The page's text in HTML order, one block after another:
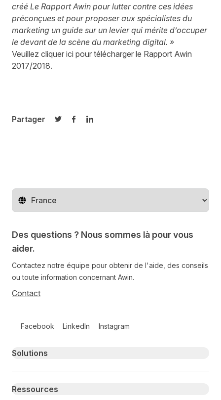
créé Le Rapport Awin pour lutter contre ces idées
préconçues et pour proposer aux spécialistes du
marketing un guide sur un levier qui mérite d’occuper
le devant de la scène du marketing digital. »
Veuillez cliquer ici pour télécharger le Rapport Awin
2017/2018.
Partager
Partager sur Twitter
Partager sur Facebook
Partager sur LinkedIn
Changer de pays
Des questions ? Nous sommes là pour vous
aider.
Contactez notre équipe pour obtenir de l'aide, des conseils
ou toute information concernant Awin.
Contact
Facebook LinkedIn Instagram
Primary footer navigation
Solutions
Ressources